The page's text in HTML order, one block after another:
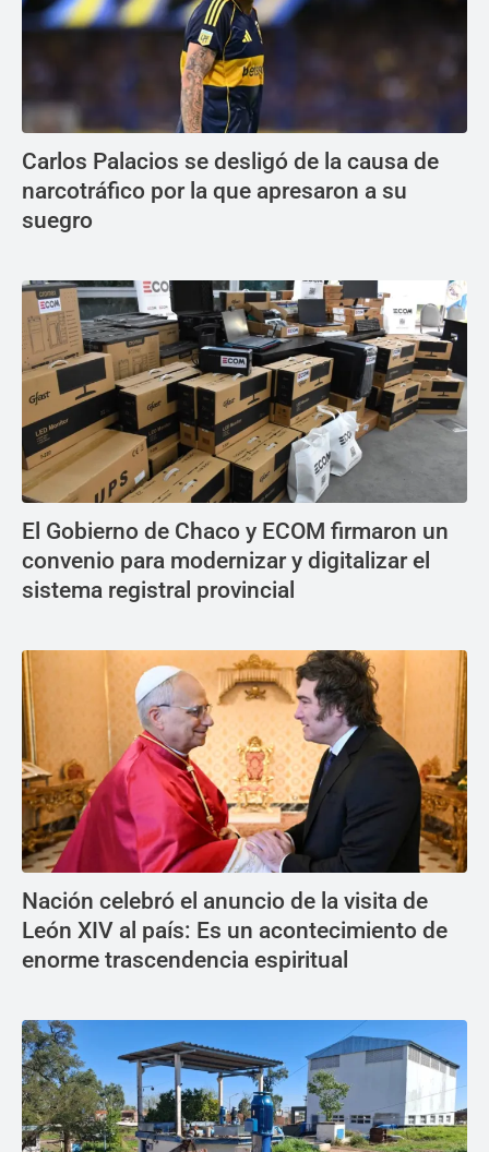
Carlos Palacios se desligó de la causa de
narcotráfico por la que apresaron a su
suegro
El Gobierno de Chaco y ECOM firmaron un
convenio para modernizar y digitalizar el
sistema registral provincial
Nación celebró el anuncio de la visita de
León XIV al país: Es un acontecimiento de
enorme trascendencia espiritual